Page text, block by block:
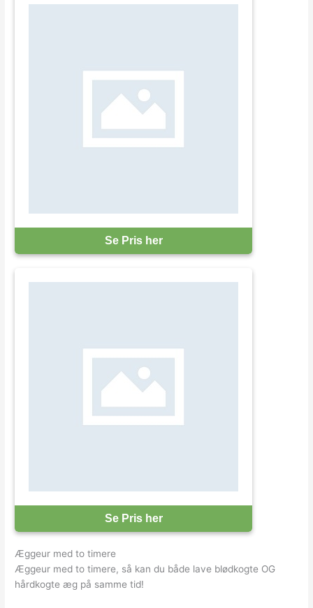
Se Pris her
Se Pris her
Æggeur med to timere
Æggeur med to timere, så kan du både lave blødkogte OG
hårdkogte æg på samme tid!